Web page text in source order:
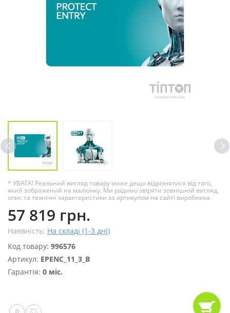
* УВАГА! Реальний вигляд товару може дещо відрізнятися від того,
який зображений на малюнку. Ми радимо звіряти зовнішній вигляд,
опис та технічні характеристики за артикулом на сайті виробника.
57 819 грн.
Наявність: На складі (1-3 дні)
Код товару: 996576
Артикул: EPENC_11_3_B
Гарантія: 0 міс.